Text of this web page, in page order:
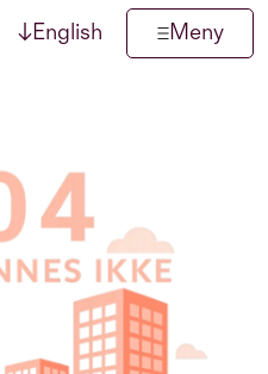
↓English Meny